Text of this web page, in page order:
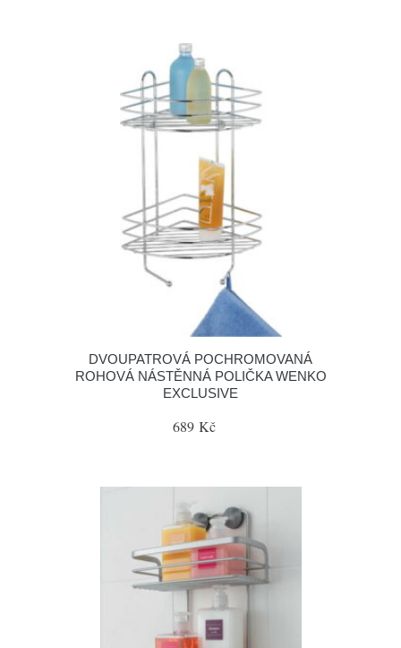
DVOUPATROVÁ POCHROMOVANÁ
ROHOVÁ NÁSTĚNNÁ POLIČKA WENKO
EXCLUSIVE
689 Kč